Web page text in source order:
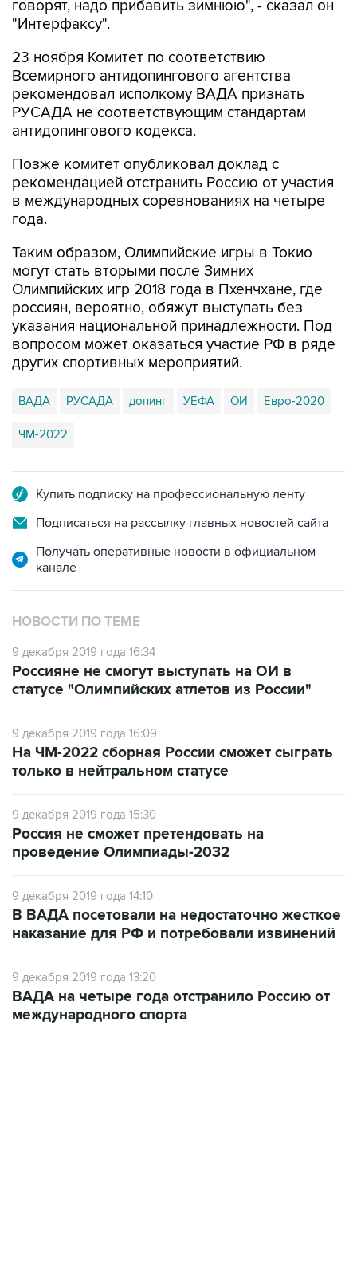
говорят, надо прибавить зимнюю", - сказал он
"Интерфаксу".
23 ноября Комитет по соответствию
Всемирного антидопингового агентства
рекомендовал исполкому ВАДА признать
РУСАДА не соответствующим стандартам
антидопингового кодекса.
Позже комитет опубликовал доклад с
рекомендацией отстранить Россию от участия
в международных соревнованиях на четыре
года.
Таким образом, Олимпийские игры в Токио
могут стать вторыми после Зимних
Олимпийских игр 2018 года в Пхенчхане, где
россиян, вероятно, обяжут выступать без
указания национальной принадлежности. Под
вопросом может оказаться участие РФ в ряде
других спортивных мероприятий.
ВАДА РУСАДА допинг УЕФА ОИ Евро-2020
ЧМ-2022
Купить подписку на профессиональную ленту
Подписаться на рассылку главных новостей сайта
Получать оперативные новости в официальном
канале
НОВОСТИ ПО ТЕМЕ
9 декабря 2019 года 16:34
Россияне не смогут выступать на ОИ в
статусе "Олимпийских атлетов из России"
9 декабря 2019 года 16:09
На ЧМ-2022 сборная России сможет сыграть
только в нейтральном статусе
9 декабря 2019 года 15:30
Россия не сможет претендовать на
проведение Олимпиады-2032
9 декабря 2019 года 14:10
В ВАДА посетовали на недостаточно жесткое
наказание для РФ и потребовали извинений
9 декабря 2019 года 13:20
ВАДА на четыре года отстранило Россию от
международного спорта